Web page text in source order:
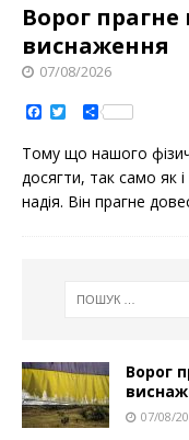
Ворог
виснаження
07/08/2026
a
e
b
o
o
t
t
e
r
S
h
r
e
Тому що нашого
досягти, так само як
надія. Він прагне
Ворог
07/08/